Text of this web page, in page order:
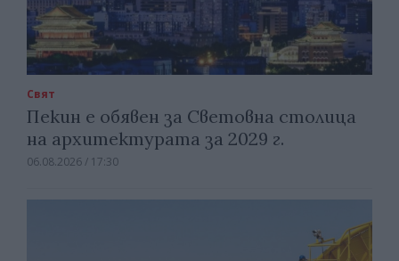
Свят
Пекин е обявен за Световна столица
на архитектурата за 2029 г.
06.08.2026 / 17:30